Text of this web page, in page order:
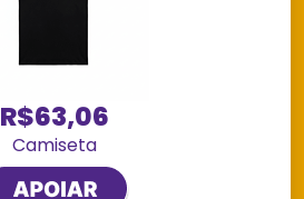
R$63,06
Camiseta